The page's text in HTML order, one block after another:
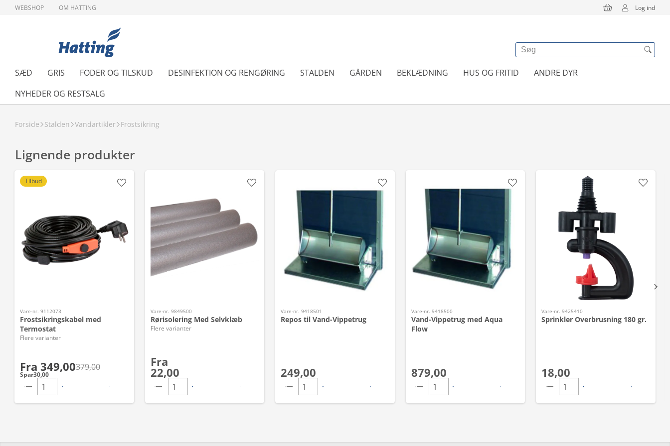
WEBSHOP OM HATTING Log ind
SÆD GRIS FODER OG TILSKUD DESINFEKTION OG RENGØRING STALDEN GÅRDEN BEKLÆDNING HUS OG FRITID
ANDRE DYR
NYHEDER OG RESTSALG
Forside Stalden Vandartikler Frostsikring
Lignende produkter
Tilbud
Vare-nr. 9112073
Frostsikringskabel med
Termostat
Flere varianter
Fra 349,00379,00
Spar30,00
Vare-nr. 9849500
Rørisolering Med Selvklæb
Flere varianter
Fra
22,00
Vare-nr. 9418501
Repos til Vand-Vippetrug
249,00
Vare-nr. 9418500
Vand-Vippetrug med Aqua
Flow
879,00
Vare-nr. 9425410
Sprinkler Overbrusning 180 gr.
18,00